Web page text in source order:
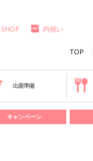
TOP
SHOP 内祝い
出産準備
キャンペーン